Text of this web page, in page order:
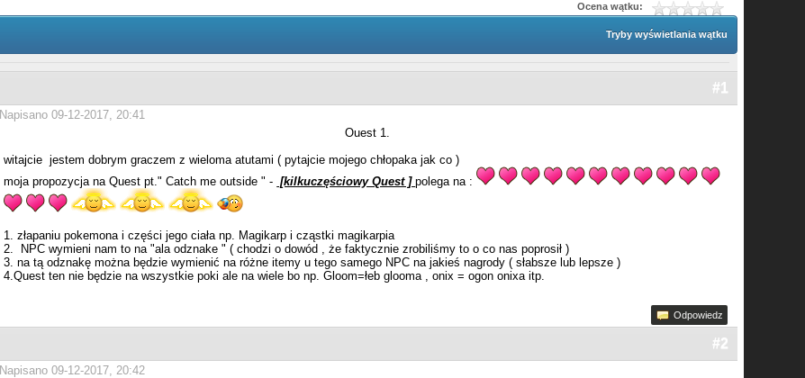
Ocena wątku:
Tryby wyświetlania wątku
#1
Napisano 09-12-2017, 20:41
Ouest 1.
witajcie jestem dobrym graczem z wieloma atutami ( pytajcie mojego chłopaka jak co )
moja propozycja na Quest pt." Catch me outside " - [kilkuczęściowy Quest ]polega na :
1. złapaniu pokemona i części jego ciała np. Magikarp i cząstki magikarpia
2. NPC wymieni nam to na "ala odznake " ( chodzi o dowód , że faktycznie zrobiliśmy to o co nas poprosił )
3. na tą odznakę można będzie wymienić na różne itemy u tego samego NPC na jakieś nagrody ( słabsze lub lepsze )
4.Quest ten nie będzie na wszystkie poki ale na wiele bo np. Gloom=łeb glooma , onix = ogon onixa itp.
Odpowiedz
#2
Napisano 09-12-2017, 20:42